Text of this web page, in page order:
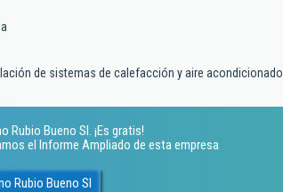
de sistemas de calefacción y aire acondicionado
Rubio Bueno Sl. ¡Es gratis!
el Informe Ampliado de esta empresa
Rubio Bueno Sl